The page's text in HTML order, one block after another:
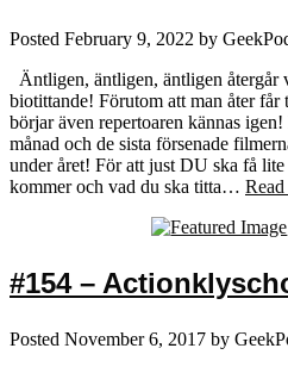
Posted February 9, 2022 by
Äntligen, äntligen, äntligen återgår
biotittande! Förutom att man åter får
börjar även repertoaren kännas
månad och de sista försenade
under året! För att just DU ska få
kommer och vad du ska titta…
#154 –
Posted November 6, 2017 by